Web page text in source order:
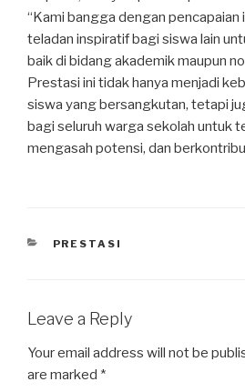
“Kami bangga dengan pencapaian
teladan inspiratif bagi siswa lain
baik di bidang akademik maupun
Prestasi ini tidak hanya menjadi
siswa yang bersangkutan, tetapi
bagi seluruh warga sekolah untuk
mengasah potensi, dan
PRESTASI
Leave a Reply
Your email address will not be
are marked *